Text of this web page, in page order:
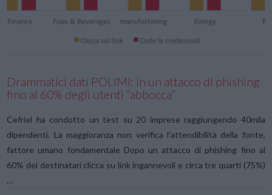
Drammatici dati POLIMI: in un attacco di phishing
fino al 60% degli utenti “abbocca”
Cefriel ha condotto un test su 20 imprese raggiungendo 40mila
dipendenti. La maggioranza non verifica l’attendibilità della fonte,
fattore umano fondamentale Dopo un attacco di phishing fino al
60% dei destinatari clicca su link ingannevoli e circa tre quarti (75%)
…